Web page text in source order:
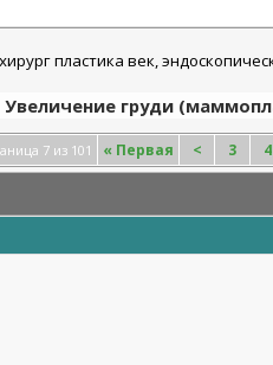
Увеличение груди
7 из 101 « Первая < 3 4